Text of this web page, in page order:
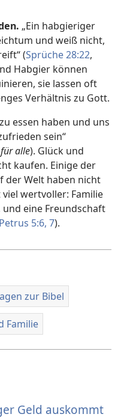
„Ein habgieriger
und weiß nicht,
(Sprüche 28:22,
Habgier können
sie lassen oft
Verhältnis zu Gott.
essen haben und uns
sein“
alle). Glück und
kaufen. Einige der
der Welt haben nicht
viel wertvoller: Familie
und eine Freundschaft
5:6, 7).
zur Bibel
Familie
Geld auskommt